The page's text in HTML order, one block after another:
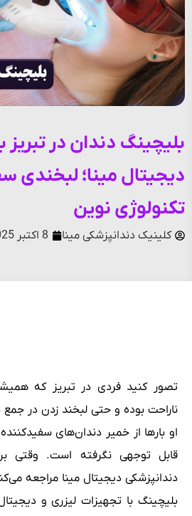
بلیچینگ دندان در تبریز
دیجیتال مینا؛ لبخندی
تکنولوژی نوین
کلینیک دندانپزشکی مینا 8 اکتبر 2025
تصور کنید فردی در تبریز که
ناراحت بوده و حتی لبخند زدن در
او بارها از خمیر دندان‌های
قابل توجهی نگرفته است. وقتی
دندانپزشکی دیجیتال مینا مراجعه
بلیچینگ با تجهیزات لیزری و